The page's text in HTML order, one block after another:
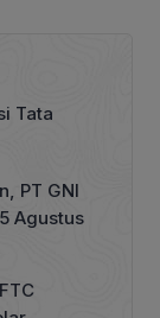
Tata
PT GNI
Agustus